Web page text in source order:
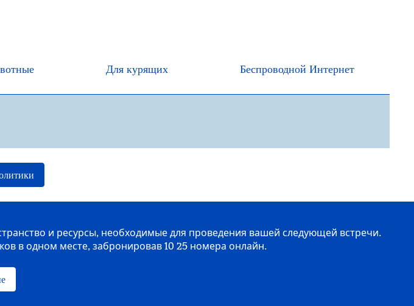
Для курящих Беспроводной Интернет
и ресурсы, необходимые для проведения вашей следующей встречи.
в одном месте, забронировав 10 25 номера онлайн.